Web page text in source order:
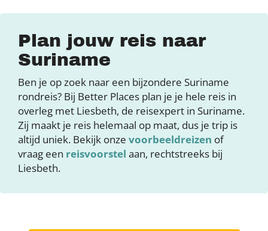
Plan jouw reis naar
Suriname
Ben je op zoek naar een bijzondere Suriname
rondreis? Bij Better Places plan je je hele reis in
overleg met Liesbeth, de reisexpert in Suriname.
Zij maakt je reis helemaal op maat, dus je trip is
altijd uniek. Bekijk onze voorbeeldreizen of
vraag een reisvoorstel aan, rechtstreeks bij
Liesbeth.